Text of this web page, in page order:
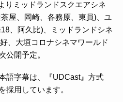
りミッドランドスクエアシネ
屋、岡崎、各務原、東員)、ユ
、阿久比)、ミッドランドシネ
、大垣コロナシネマワールド
公開予定。
語字幕は、『UDCast』方式
採用しています。